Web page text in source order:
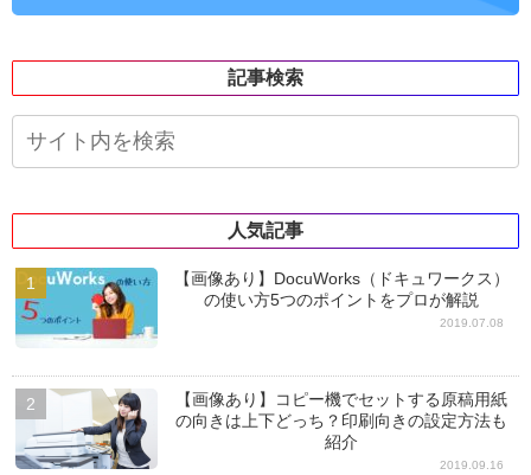
記事検索
人気記事
【画像あり】DocuWorks（ドキュワークス）
の使い方5つのポイントをプロが解説
2019.07.08
【画像あり】コピー機でセットする原稿用紙
の向きは上下どっち？印刷向きの設定方法も
紹介
2019.09.16